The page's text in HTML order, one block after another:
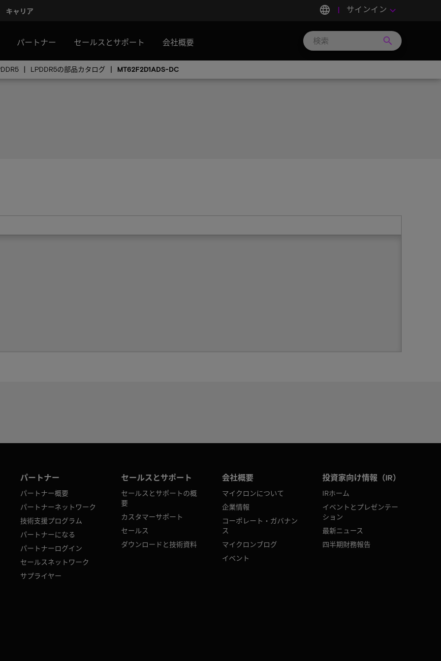
キャリア language サインイン keyboard_arrow_down
パートナー セールスとサポート 会社概要 search
LPDDR5の部品カタログ MT62F2D1ADS-DC
パートナー
パートナー概要
パートナーネットワーク
技術支援プログラム
パートナーになる
パートナーログイン
セールスネットワーク
サプライヤー
セールスとサポート
セールスとサポートの概
要
カスタマーサポート
セールス
ダウンロードと技術資料
会社概要
マイクロンについて
企業情報
コーポレート・ガバナン
ス
マイクロンブログ
イベント
投資家向け情報（IR）
IRホーム
イベントとプレゼンテー
ション
最新ニュース
四半期財務報告